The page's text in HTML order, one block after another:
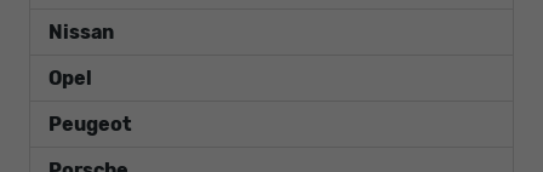
Nissan
Opel
Peugeot